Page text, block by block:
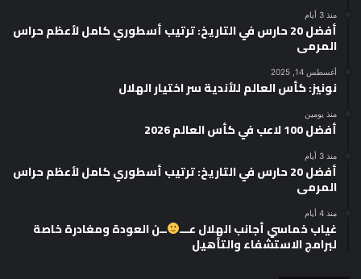
منذ 3 أيام
أفضل 20 حارس في التاريخ: ترتيب أسطوري كامل لأعظم حراس
المرمى
أغسطس 14, 2025
نونيز: كأس العالم للأندية سر اختيار الهلال
منذ يومين
أفضل 100 لاعب في كأس العالم 2026
منذ 3 أيام
أفضل 20 حارس في التاريخ: ترتيب أسطوري كامل لأعظم حراس
المرمى
منذ 4 أيام
غياب خماسي أجانب الهلال عـــ ــن العودة ومغادرة خاصة
لبرامج الاستشفاء والتأهيل